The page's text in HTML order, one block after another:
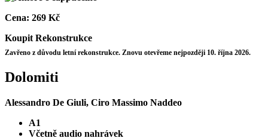
Cena: 269 Kč
KoupitRekonstrukce
Zavřeno z důvodu letní rekonstrukce. Znovu otevřeme nejpozději 10. října 2026.
Dolomiti
Alessandro De Giuli, Ciro Massimo Naddeo
A1
Včetně audio nahrávek